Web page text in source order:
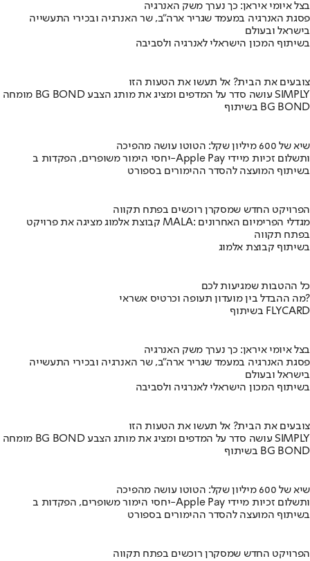
בצל איומי איראן: כך נערך משק האנרגיה
פסגת האנרגיה במעמד שגריר ארה"ב, שר האנרגיה ובכירי התעשייה
בישראל ובעולם
בשיתוף המכון הישראלי לאנרגיה ולסביבה
צובעים את הבית? אל תעשו את הטעות הזו
מומחה BG BOND עושה סדר על המדפים ומציג את מותג הצבע SIMPLY
בשיתוף BG BOND
שיא של 600 מיליון שקל: הטוטו עושה מהפיכה
יחסי הימור משופרים, הפקדות ב-Apple Pay ותשלום זכיות מיידי
בשיתוף המועצה להסדר ההימורים בספורט
הפרויקט החדש שמסקרן רוכשים בפתח תקווה
קבוצת אלמוג מציגה את פרויקט MALA: מגדלי הפרימיום האחרונים
בפתח תקווה
בשיתוף קבוצת אלמוג
כל ההטבות שמגיעות לכם
מה ההבדל בין מועדון תעופה וכרטיס אשראי?
בשיתוף FLYCARD
בצל איומי איראן: כך נערך משק האנרגיה
פסגת האנרגיה במעמד שגריר ארה"ב, שר האנרגיה ובכירי התעשייה
בישראל ובעולם
בשיתוף המכון הישראלי לאנרגיה ולסביבה
צובעים את הבית? אל תעשו את הטעות הזו
מומחה BG BOND עושה סדר על המדפים ומציג את מותג הצבע SIMPLY
בשיתוף BG BOND
שיא של 600 מיליון שקל: הטוטו עושה מהפיכה
יחסי הימור משופרים, הפקדות ב-Apple Pay ותשלום זכיות מיידי
בשיתוף המועצה להסדר ההימורים בספורט
הפרויקט החדש שמסקרן רוכשים בפתח תקווה